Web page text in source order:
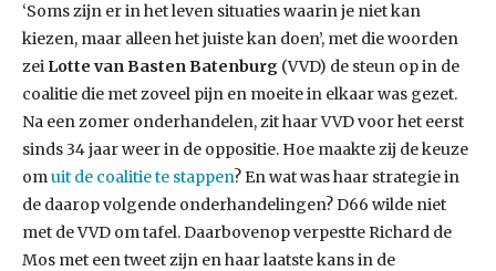
‘Soms zijn er in het leven situaties waarin je niet kan
kiezen, maar alleen het juiste kan doen’, met die woorden
zei Lotte van Basten Batenburg (VVD) de steun op in de
coalitie die met zoveel pijn en moeite in elkaar was gezet.
Na een zomer onderhandelen, zit haar VVD voor het eerst
sinds 34 jaar weer in de oppositie. Hoe maakte zij de keuze
omuit de coalitie te stappen? En wat was haar strategie in
de daarop volgende onderhandelingen? D66 wilde niet
met de VVD om tafel. Daarbovenop verpestte Richard de
Mos met een tweet zijn en haar laatste kans in de